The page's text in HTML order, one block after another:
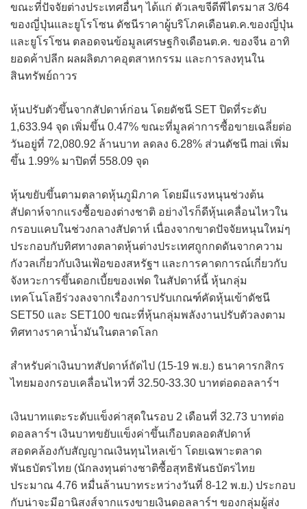
ขณะที่ปัจจัยต่างประเทศอื่นๆ ได้แก่ ตัวเลขจีดีพีไตรมาส 3/64
ของญี่ปุ่นและยูโรโซน ดัชนีราคาผู้บริโภคเดือนต.ค.ของญี่ปุ่น
และยูโรโซน ตลอดจนข้อมูลเศรษฐกิจเดือนต.ค. ของจีน อาทิ
ยอดค้าปลีก ผลผลิตภาคอุตสาหกรรม และการลงทุนใน
สินทรัพย์ถาวร
หุ้นปรับตัวขึ้นจากสัปดาห์ก่อน โดยดัชนี SET ปิดที่ระดับ
1,633.94 จุด เพิ่มขึ้น 0.47% ขณะที่มูลค่าการซื้อขายเฉลี่ยต่อ
วันอยู่ที่ 72,080.92 ล้านบาท ลดลง 6.28% ส่วนดัชนี mai เพิ่ม
ขึ้น 1.99% มาปิดที่ 558.09 จุด
หุ้นขยับขึ้นตามตลาดหุ้นภูมิภาค โดยมีแรงหนุนช่วงต้น
สัปดาห์จากแรงซื้อของต่างชาติ อย่างไรก็ดีหุ้นเคลื่อนไหวใน
กรอบแคบในช่วงกลางสัปดาห์ เนื่องจากขาดปัจจัยหนุนใหม่ๆ
ประกอบกับทิศทางตลาดหุ้นต่างประเทศถูกกดดันจากความ
กังวลเกี่ยวกับเงินเฟ้อของสหรัฐฯ และการคาดการณ์เกี่ยวกับ
จังหวะการขึ้นดอกเบี้ยของเฟด ในสัปดาห์นี้ หุ้นกลุ่ม
เทคโนโลยีร่วงลงจากเรื่องการปรับเกณฑ์คัดหุ้นเข้าดัชนี
SET50 และ SET100 ขณะที่หุ้นกลุ่มพลังงานปรับตัวลงตาม
ทิศทางราคาน้ำมันในตลาดโลก
สำหรับค่าเงินบาทสัปดาห์ถัดไป (15-19 พ.ย.) ธนาคารกสิกร
ไทยมองกรอบเคลื่อนไหวที่ 32.50-33.30 บาทต่อดอลลาร์ฯ
เงินบาทแตะระดับแข็งค่าสุดในรอบ 2 เดือนที่ 32.73 บาทต่อ
ดอลลาร์ฯ เงินบาทขยับแข็งค่าขึ้นเกือบตลอดสัปดาห์
สอดคล้องกับสัญญาณเงินทุนไหลเข้า โดยเฉพาะตลาด
พันธบัตรไทย (นักลงทุนต่างชาติซื้อสุทธิพันธบัตรไทย
ประมาณ 4.76 หมื่นล้านบาทระหว่างวันที่ 8-12 พ.ย.) ประกอบ
กับน่าจะมีอานิสงส์จากแรงขายเงินดอลลาร์ฯ ของกลุ่มผู้ส่ง